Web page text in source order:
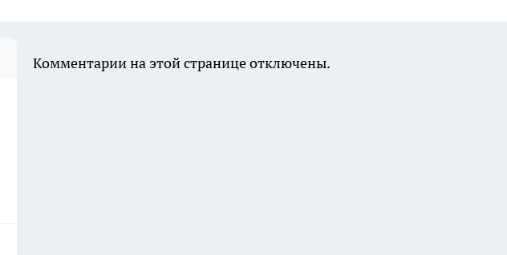
Комментарии на этой странице отключены.